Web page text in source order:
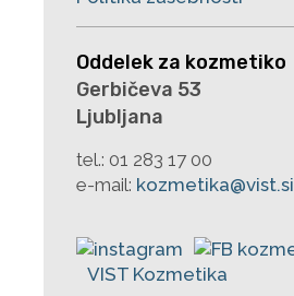
Oddelek za kozmetiko
Gerbičeva 53
Ljubljana
tel.: 01 283 17 00
e-mail: kozmetika@vist.si